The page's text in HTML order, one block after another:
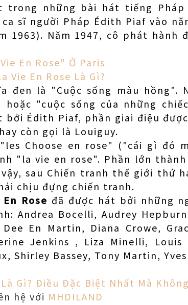
trong những bài hát tiếng
sĩ người Pháp Édith Piaf vào
1963). Năm 1947, cô phát hành
En Rose" Ở Paris
Vie En Rose Là Gì?
đen là "Cuộc sống màu hồng".
hoặc "cuộc sống của những
bởi Édith Piaf, phần giai điệu
còn gọi là Louiguy.
Choose en rose" ("cái gì đó
"la vie en rose". Phần lớn
sau Chiến tranh thế giới thứ
chịu đựng chiến tranh.
En Rose đã được hát bởi những
Andrea Bocelli, Audrey
En Martin, Diana Crowe,
Jenkins , Liza Minelli, Louis
Shirley Bassey, Tony Martin,
Là Gì? Điều Đặc Biệt Nhất Mà
hệ với MHDILAND